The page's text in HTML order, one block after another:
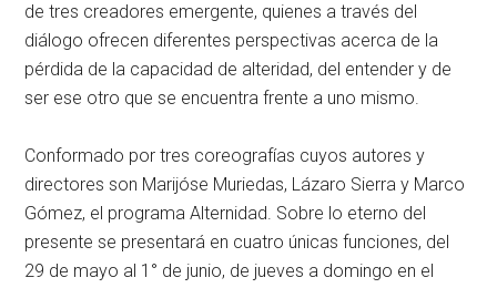
de tres creadores emergente, quienes a través del
diálogo ofrecen diferentes perspectivas acerca de la
pérdida de la capacidad de alteridad, del entender y de
ser ese otro que se encuentra frente a uno mismo.
Conformado por tres coreografías cuyos autores y
directores son Marijóse Muriedas, Lázaro Sierra y Marco
Gómez, el programaAlternidad. Sobre lo eterno del
presente se presentará en cuatro únicas funciones, del
29 de mayo al 1° de junio, de jueves a domingo en el